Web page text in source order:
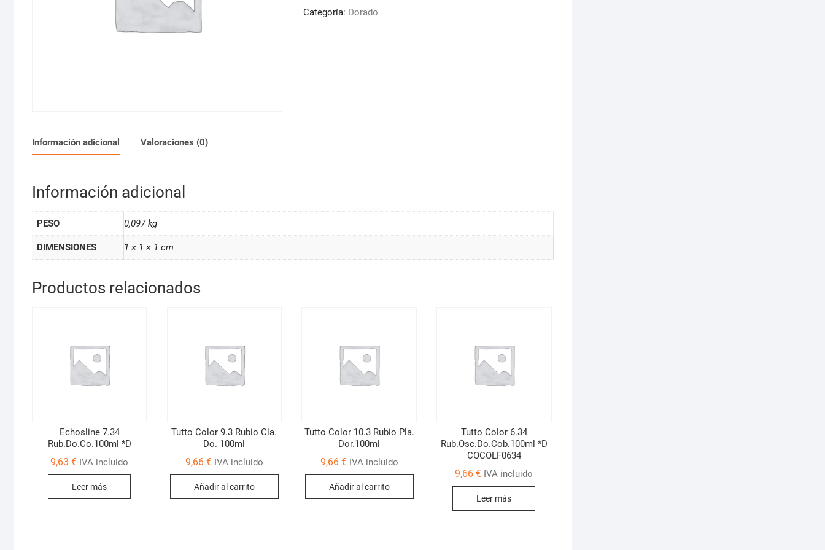
Rubio
Categoría: Dorado
Información adicional Valoraciones (0)
Información adicional
PESO 0,097 kg
DIMENSIONES 1 × 1 × 1 cm
Productos relacionados
Echosline 7.34
Rub.Do.Co.100ml *D
9,63€ IVA incluido
Leer más
Tutto Color 9.3 Rubio Cla.
Do. 100ml
9,66 € IVA incluido
Añadir al carrito
Tutto Color 10.3 Rubio Pla.
Dor.100ml
9,66 € IVA incluido
Añadir al carrito
Tutto Color 6.34
Rub.Osc.Do.Cob.100ml *D
COCOLF0634
9,66€ IVA incluido
Leer más